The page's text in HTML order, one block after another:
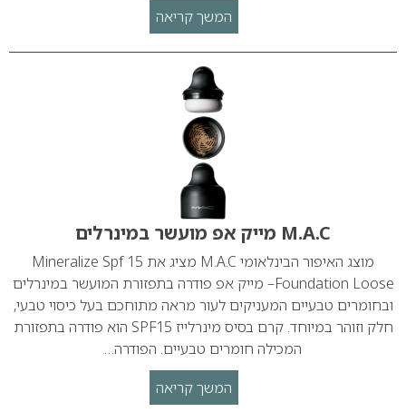
המשך קריאה
M.A.C מייק אפ מועשר במינרלים
מוצג האיפור הבינלאומי M.A.C מציג את Mineralize Spf 15
Foundation Loose– מייק אפ פודרה בתפזורת המועשר במינרלים
ובחומרים טבעיים המעניקים לעור מראה מתוחכם בעל כיסוי טבעי,
חלק וזוהר במיוחד. קרם בסיס מינרלייז SPF15 הוא פודרה בתפזורת
המכילה חומרים טבעיים. הפודרה…
המשך קריאה